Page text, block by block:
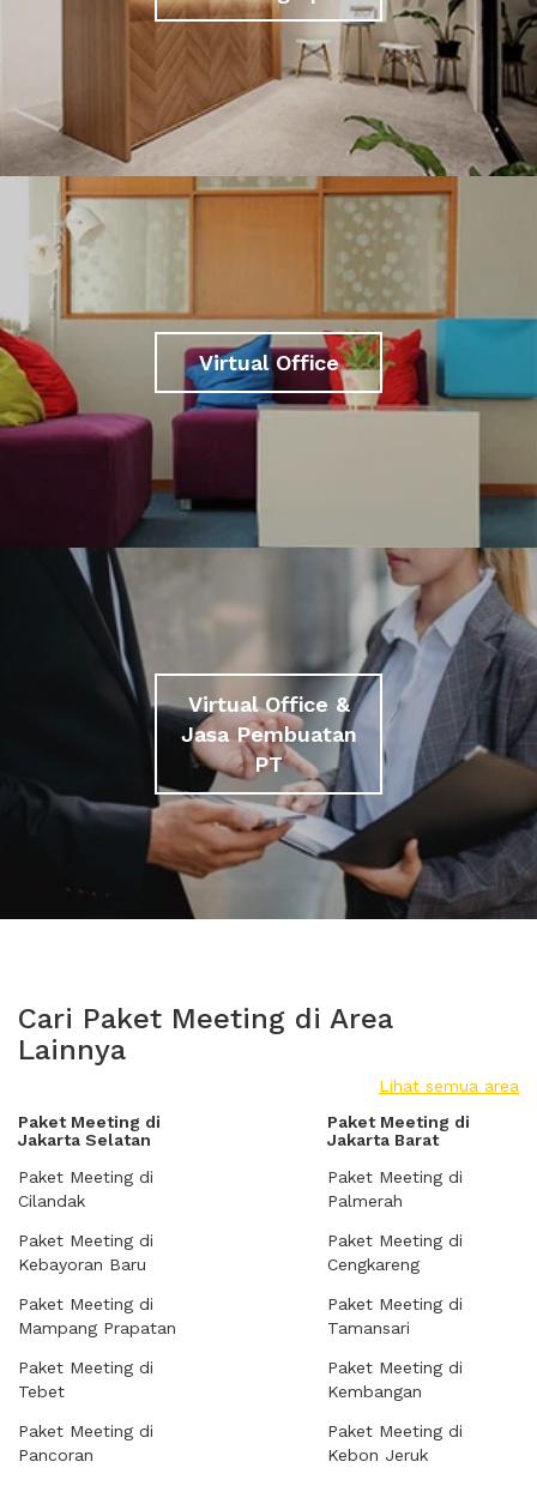
Virtual Office
Virtual Office &
Jasa Pembuatan
PT
Cari Paket Meeting di Area
Lainnya
Lihat semua area
Paket Meeting di
Jakarta Selatan
Paket Meeting di
Cilandak
Paket Meeting di
Kebayoran Baru
Paket Meeting di
Mampang Prapatan
Paket Meeting di
Tebet
Paket Meeting di
Pancoran
Paket Meeting di
Jakarta Barat
Paket Meeting di
Palmerah
Paket Meeting di
Cengkareng
Paket Meeting di
Tamansari
Paket Meeting di
Kembangan
Paket Meeting di
Kebon Jeruk